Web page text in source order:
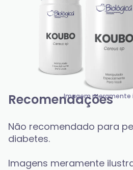
Imagem meramente
Recomendações
Não recomendado para
diabetes.
Imagens meramente